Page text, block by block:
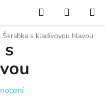
Hledat
KOŠÍK
Škrabka s kladivovou hlavou